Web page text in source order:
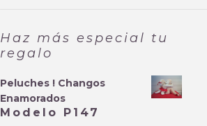
Haz más especial tu
regalo
Peluches ! Changos
Enamorados
Modelo P147